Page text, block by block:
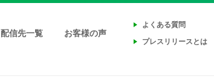
配信先一覧 お客様の声
よくある質問
プレスリリースとは